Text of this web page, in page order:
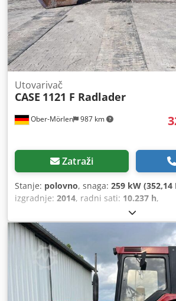
Ober-Mörlen 987 km
Utovarivač
CASE 1121 F Radlader
Zatraži
Stanje: polovno, snaga: 259 kW (352,14
izgradnje: 2014, radni sati: 10.237 h,